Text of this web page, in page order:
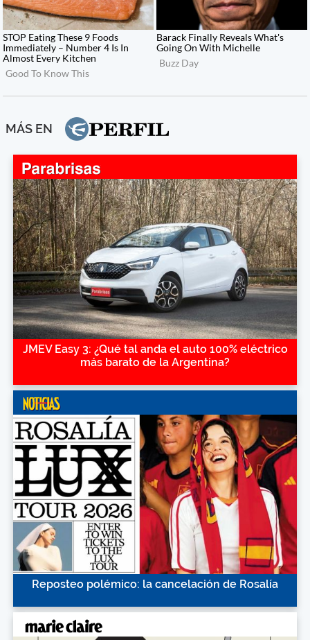
MÁS EN
JMEV Easy 3: ¿Qué tal anda el auto 100% eléctrico
más barato de la Argentina?
Reposteo polémico: la cancelación de Rosalía